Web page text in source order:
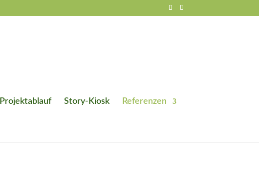
Projektablauf Story-Kiosk Referenzen